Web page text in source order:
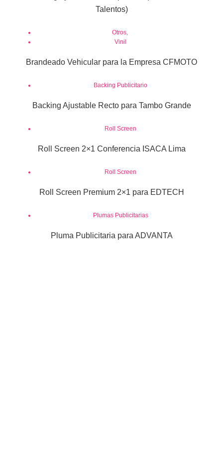
Talentos)
Otros,
Vinil
Brandeado Vehicular para la Empresa CFMOTO
Backing Publicitario
Backing Ajustable Recto para Tambo Grande
Roll Screen
Roll Screen 2×1 Conferencia ISACA Lima
Roll Screen
Roll Screen Premium 2×1 para EDTECH
Plumas Publicitarias
Pluma Publicitaria para ADVANTA